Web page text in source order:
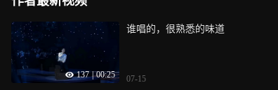
137 | 00:25
谁唱的，很熟悉的味道
07-15